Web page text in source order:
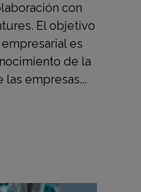
con
El objetivo
es
de la
empresas...